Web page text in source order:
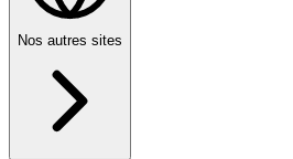
Nos autres sites